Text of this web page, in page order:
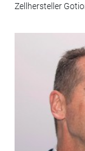
Zellhersteller